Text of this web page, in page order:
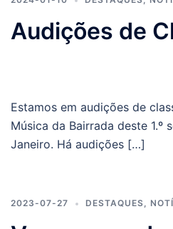
Audições de
Estamos em audições de
Música da Bairrada deste 1.º
Janeiro. Há audições […]
2023-07-27 DESTAQUES,